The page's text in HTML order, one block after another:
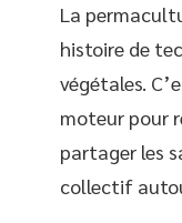
La
histoire de
végétales.
moteur pour
partager les
collectif